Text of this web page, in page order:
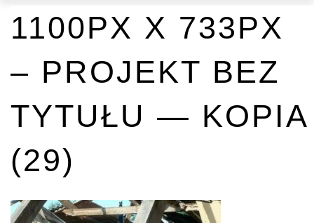
1100PX X 733PX
– PROJEKT BEZ
TYTUŁU — KOPIA
(29)